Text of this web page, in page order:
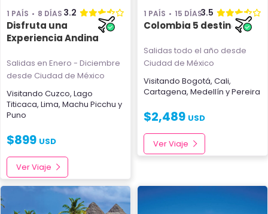
1 PAÍS 8 DÍAS 3.2
Disfruta una
Experiencia Andina
Salidas en Enero - Diciembre
desde Ciudad de México
Visitando Cuzco, Lago
Titicaca, Lima, Machu Picchu y
Puno
$899 USD
Ver Viaje
1 PAÍS 15 DÍAS3.5
Colombia 5 destinos
Salidas todo el año desde
Ciudad de México
Visitando Bogotá, Cali,
Cartagena, Medellín yPereira
$2,489 USD
Ver Viaje